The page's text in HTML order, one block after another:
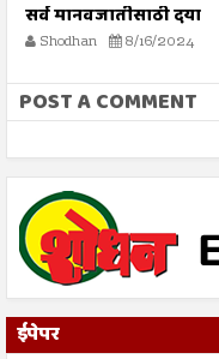
सर्व मानवजातीसाठी दया
Shodhan 8/16/2024
POST A COMMENT
ईपेपर